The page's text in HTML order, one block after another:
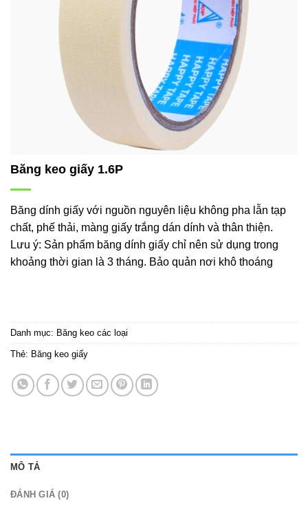
Băng keo giấy 1.6P
Băng dính giấy với nguồn nguyên liệu không pha lẫn tạp
chất, phế thải, màng giấy trắng dán dính và thân thiện.
Lưu ý: Sản phẩm băng dính giấy chỉ nên sử dụng trong
khoảng thời gian là 3 tháng. Bảo quản nơi khô thoáng
Danh mục: Băng keo các loại
Thẻ: Băng keo giấy
MÔ TẢ
ĐÁNH GIÁ (0)